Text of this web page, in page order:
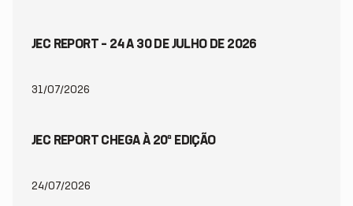
JEC REPORT – 24 A 30 DE JULHO DE 2026
31/07/2026
JEC REPORT CHEGA À 20ª EDIÇÃO
24/07/2026